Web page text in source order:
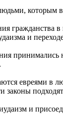
и
евреями
и